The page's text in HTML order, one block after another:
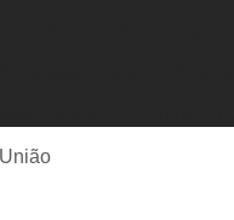
Transportadora